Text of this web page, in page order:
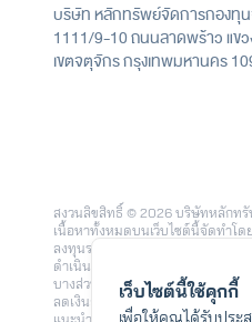
บริษัท หลักทรัพย์จัดการกองทุน
1111/9-10 ถนนลาดพร้าว แข
เขตจตุจักร กรุงเทพมหานคร
สงวนลิขสิทธิ์ © 2026 บริษัทหลักทรั
เนื้อหาทั้งหมดบนเว็บไซต์นี้จัดทำโ
ลงทุนรายย่อย โดยใช้เทคโนโลยีแ
ดำเนินงาน หรือการเปรียบเทียบที่
บางส่วนหรือทั้งหมดได้ รวมถึงควา
ลดเงินลงทุน และสภาวะตลาดในแ
เว็บไซต์นี้ใช้คุกกี้
เพื่อให้คุณได้รับประ